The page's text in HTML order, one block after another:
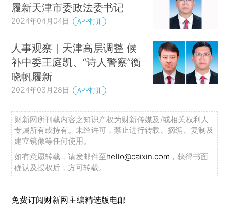
履新天津市委政法委书记
2024年04月04日 APP打开
人事观察｜天津高层调整 候
补中委王庭凯、“诗人警察”衡
晓帆履新
2024年03月28日 APP打开
财新网所刊载内容之知识产权为财新传媒及/或相关权利人
专属所有或持有。未经许可，禁止进行转载、摘编、复制及
建立镜像等任何使用。
如有意愿转载，请发邮件至hello@caixin.com ，获得书面
确认及授权后，方可转载。
免费订阅财新网主编精选版电邮